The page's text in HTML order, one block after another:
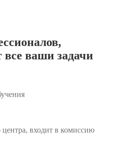
,
ваши задачи
центра, входит в комиссию